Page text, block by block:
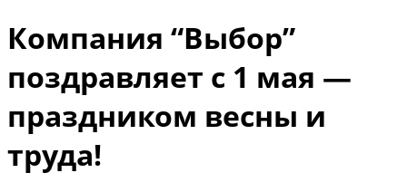
Компания “Выбор”
поздравляет с 1 мая —
праздником весны и
труда!